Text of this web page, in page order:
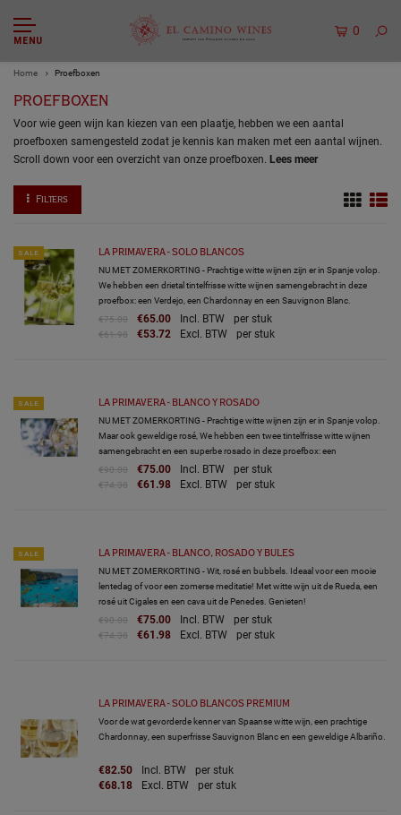
MENU
0
Home Proefboxen
PROEFBOXEN
Voor wie geen wijn kan kiezen van een plaatje, hebben we een aantal
proefboxen samengesteld zodat je kennis kan maken met een aantal wijnen.
Scroll down voor een overzicht van onze proefboxen. Lees meer
Filters
SALE LA PRIMAVERA - SOLO BLANCOS
NU MET ZOMERKORTING - Prachtige witte wijnen zijn er in Spanje volop.
We hebben een drietal tintelfrisse witte wijnen samengebracht in deze
proefbox: een Verdejo, een Chardonnay en een Sauvignon Blanc.
€75.00
€65.00 Incl. BTW per stuk
€61.98 €53.72 Excl. BTW per stuk
SALE LA PRIMAVERA - BLANCO Y ROSADO
NU MET ZOMERKORTING - Prachtige witte wijnen zijn er in Spanje volop.
Maar ook geweldige rosé, We hebben een twee tintelfrisse witte wijnen
samengebracht en een superbe rosado in deze proefbox: een
Chardonnay, een Sauvignon Blanc en een gelauwerde rosé.
€90.00 €75.00 Incl. BTW per stuk
€74.38 €61.98 Excl. BTW per stuk
SALE LA PRIMAVERA - BLANCO, ROSADO Y BULES
NU MET ZOMERKORTING - Wit, rosé en bubbels. Ideaal voor een mooie
lentedag of voor een zomerse meditatie! Met witte wijn uit de Rueda, een
rosé uit Cigales en een cava uit de Penedes. Genieten!
€90.00
€75.00 Incl. BTW per stuk
€74.38 €61.98 Excl. BTW per stuk
LA PRIMAVERA - SOLO BLANCOS PREMIUM
Voor de wat gevorderde kenner van Spaanse witte wijn, een prachtige
Chardonnay, een superfrisse Sauvignon Blanc en een geweldige Albariño.
€82.50 Incl. BTW
per stuk
€68.18
Excl. BTW per stuk